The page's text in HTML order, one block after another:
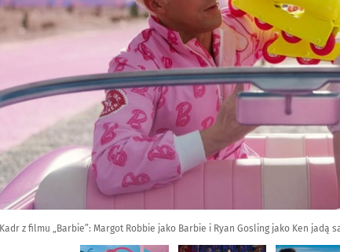
Kadr z filmu „Barbie”: Margot Robbie jako Barbie i Ryan Gosling jako Ken jadą